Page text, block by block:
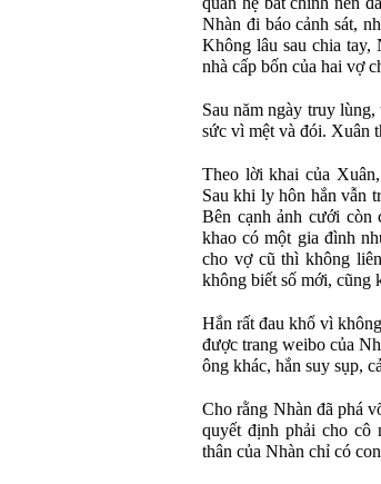
Nhàn đi báo cảnh sát,
Không lâu sau chia tay,
nhà cấp bốn của hai vợ
Sau năm ngày truy
sức vì mệt và đói. Xuân
Theo lời khai của
Sau khi ly hôn hắn vẫn
Bên cạnh ảnh cưới
khao có một gia đình
cho vợ cũ thì không
không biết số mới, cũng
Hắn rất đau khổ vì
được trang weibo của
ông khác, hắn suy sụp,
Cho rằng Nhàn đã phá
quyết định phải cho cô
thân của Nhàn chỉ có